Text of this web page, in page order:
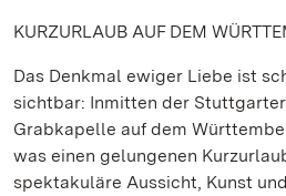
KURZURLAUB AUF DEM
Das Denkmal ewiger Liebe ist
sichtbar: Inmitten der
Grabkapelle auf dem
was einen gelungenen
spektakuläre Aussicht, Kunst